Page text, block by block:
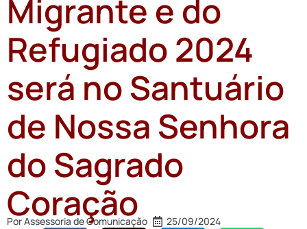
Migrante e do
Refugiado 2024
será no Santuário
de Nossa Senhora
do Sagrado
Coração
PorAssessoria de Comunicação 25/09/2024